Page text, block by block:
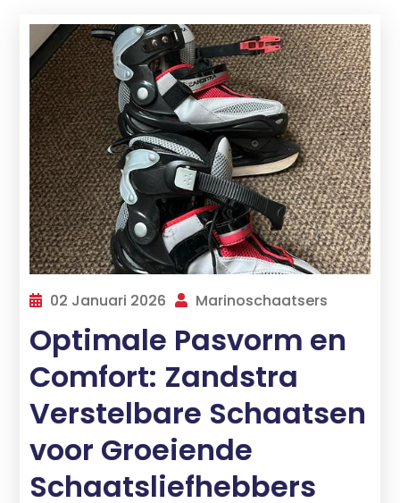
02 Januari 2026 Marinoschaatsers
Optimale Pasvorm en
Comfort: Zandstra
Verstelbare Schaatsen
voor Groeiende
Schaatsliefhebbers